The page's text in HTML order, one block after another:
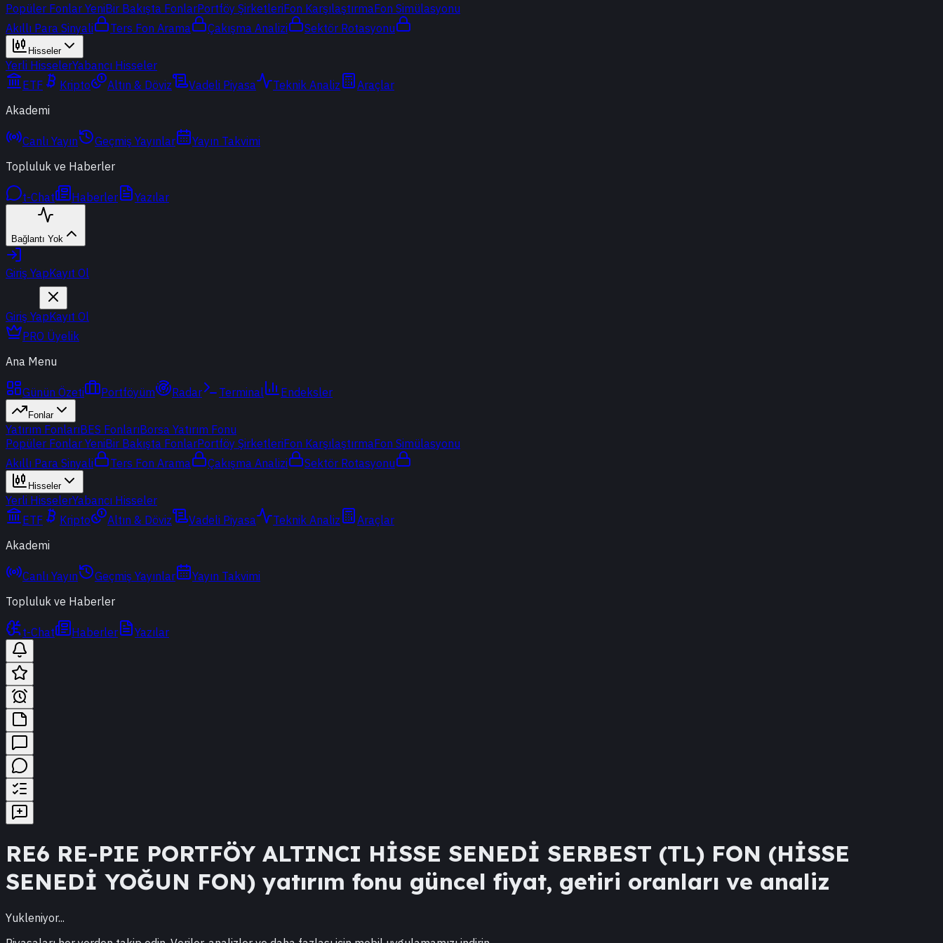
Popüler Fonlar YeniBir Bakışta FonlarPortföy ŞirketleriFon KarşılaştırmaFon Simülasyonu
Akıllı Para Sinyali
Ters Fon Arama Çakışma Analizi Sektör Rotasyonu
Hisseler
Yerli HisselerYabancı Hisseler
ETF
Kripto Altın & Döviz Vadeli Piyasa Teknik Analiz
Araçlar
Akademi
Canlı Yayın Geçmiş Yayınlar
Yayın Takvimi
Topluluk ve Haberler
t-Chat Haberler Yazılar
Bağlantı Yok
Giriş YapKayıt Ol
Giriş YapKayıt Ol
PRO Üyelik
Ana Menu
Günün Özeti Portföyüm Radar Terminal Endeksler
Fonlar
Yatırım FonlarıBES FonlarıBorsa Yatırım Fonu
Popüler Fonlar YeniBir Bakışta FonlarPortföy ŞirketleriFon KarşılaştırmaFon Simülasyonu
Akıllı Para Sinyali
Ters Fon Arama Çakışma Analizi Sektör Rotasyonu
Hisseler
Yerli HisselerYabancı Hisseler
ETF
Kripto Altın & Döviz Vadeli Piyasa Teknik Analiz
Araçlar
Akademi
Canlı Yayın Geçmiş Yayınlar
Yayın Takvimi
Topluluk ve Haberler
t-Chat Haberler Yazılar
RE6 RE-PIE PORTFÖY ALTINCI HİSSE SENEDİ SERBEST (TL) FON (HİSSE
SENEDİ YOĞUN FON) yatırım fonu güncel fiyat, getiri oranları ve analiz
Yukleniyor...